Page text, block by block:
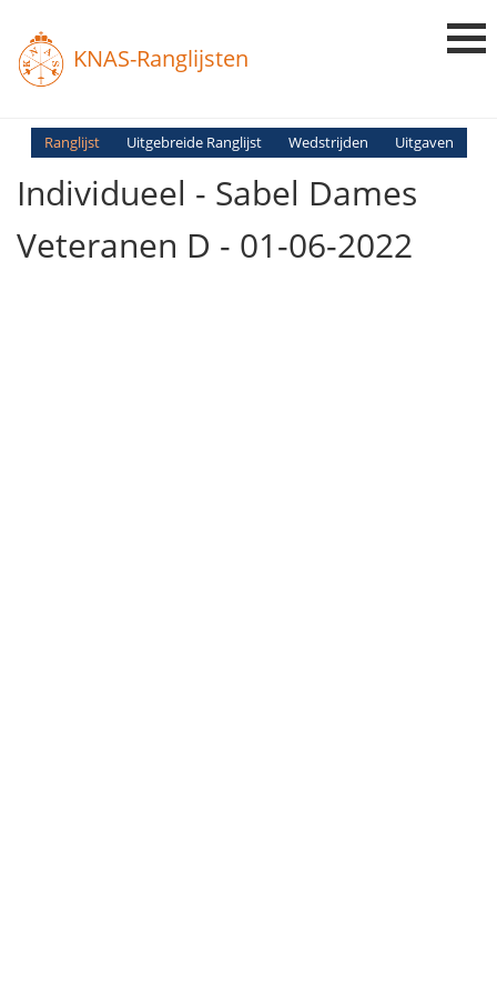
KNAS-Ranglijsten
Login
Ranglijst Uitgebreide Ranglijst Wedstrijden Uitgaven
Individueel - Sabel Dames
Veteranen D - 01-06-2022